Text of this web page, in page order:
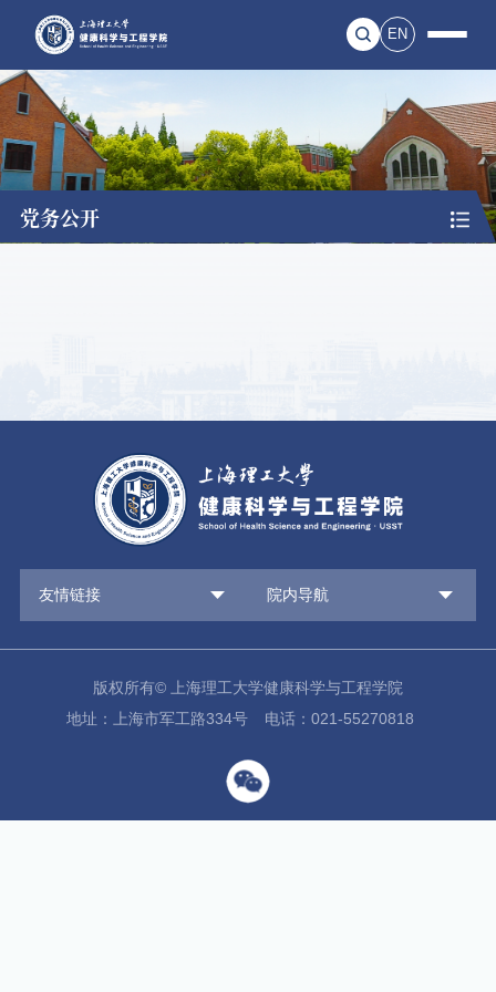
EN
党务公开
友情链接 院内导航
版权所有© 上海理工大学健康科学与工程学院
地址：上海市军工路334号
电话：021-55270818